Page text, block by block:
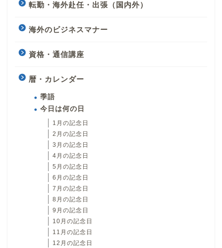
転勤・海外赴任・出張（国内外）
海外のビジネスマナー
資格・通信講座
暦・カレンダー
季語
今日は何の日
1月の記念日
2月の記念日
3月の記念日
4月の記念日
5月の記念日
6月の記念日
7月の記念日
8月の記念日
9月の記念日
10月の記念日
11月の記念日
12月の記念日